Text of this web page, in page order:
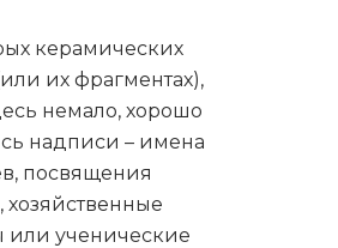
керамических
их фрагментах),
немало, хорошо
надписи – имена
посвящения
хозяйственные
или ученические